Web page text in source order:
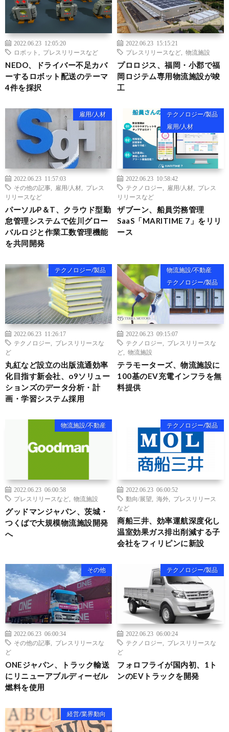
2022.06.23 12:05:20
ロボット
プレスリリースなど
NEDO、ドライバー不足カバ
ーするロボット配送のテーマ
4件を採択
2022.06.23 15:15:21
プレスリリースなど
物流施設
プロロジス、福岡・小郡で福
岡ロジテム専用物流施設が竣
工
雇用/人材
2022.06.23 11:57:03
その他の記事
雇用/人材
プレス
リリースなど
パーソルP＆T、クラウド型勤
怠管理システムで佐川グロー
バルロジと作業工数管理機能
を共同開発
テクノロジー/製品
雇用/人材
2022.06.23 10:58:42
テクノロジー
雇用/人材
プレス
リリースなど
ザブーン、船員労務管理
SaaS「MARITIME 7」をリリ
ース
テクノロジー/製品
2022.06.23 11:26:17
テクノロジー
プレスリリースな
ど
丸紅など設立の出版流通効率
化目指す新会社、o9ソリュー
ションズのデータ分析・計
画・学習システム採用
物流施設/不動産
テクノロジー/製品
2022.06.23 09:15:07
テクノロジー
プレスリリースな
ど
物流施設
テラモーターズ、物流施設に
100基のEV充電インフラを無
料提供
物流施設/不動産
2022.06.23 06:00:58
プレスリリースなど
物流施設
グッドマンジャパン、茨城・
つくばで大規模物流施設開発
へ
テクノロジー/製品
2022.06.23 06:00:52
動向/展望
海外
プレスリリース
など
商船三井、効率運航深度化し
温室効果ガス排出削減する子
会社をフィリピンに新設
その他
2022.06.23 06:00:34
その他の記事
プレスリリースな
ど
ONEジャパン、トラック輸送
にリニューアブルディーゼル
燃料を使用
テクノロジー/製品
2022.06.23 06:00:24
テクノロジー
プレスリリースな
ど
フォロフライが国内初、1ト
ンのEVトラックを開発
経営/業界動向